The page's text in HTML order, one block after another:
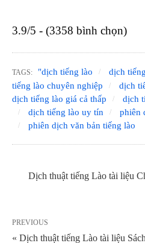
3.9/5 - (3358 bình chọn)
TAGS: "dịch tiếng lào dịch
tiếng lào chuyên nghiệp
dịch
dịch tiếng lào giá cả thấp
dịch
dịch tiếng lào uy tín
phiên
phiên dịch văn bản tiếng lào
Dịch thuật tiếng Lào tài liệu
PREVIOUS
« Dịch thuật tiếng Lào tài liệu